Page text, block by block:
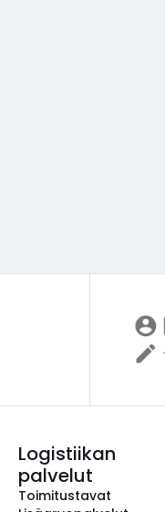
Logistiikan
palvelut
Toimitustavat